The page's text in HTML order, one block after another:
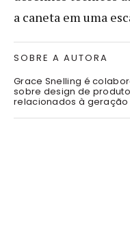
a caneta em uma
SOBRE A AUTORA
Grace Snelling é
sobre design de
relacionados à geração